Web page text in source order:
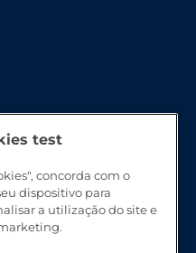
test
concorda com o
dispositivo para
a utilização do site e